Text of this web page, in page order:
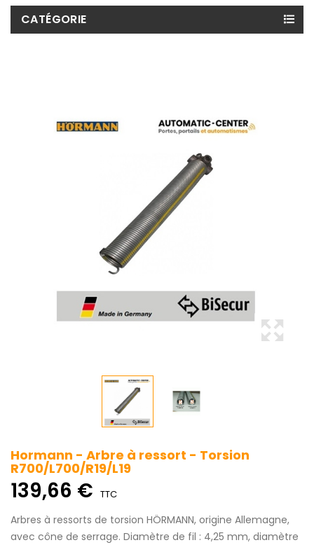
CATÉGORIE
Hormann - Arbre à ressort - Torsion
R700/L700/R19/L19
139,66 € TTC
Arbres à ressorts de torsion HÖRMANN, origine Allemagne,
avec cône de serrage. Diamètre de fil : 4,25 mm, diamètre